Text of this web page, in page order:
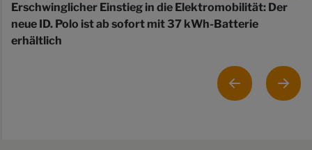
Erschwinglicher Einstieg in die Elektromobilität: Der
neue ID. Polo ist ab sofort mit 37 kWh-Batterie
erhältlich